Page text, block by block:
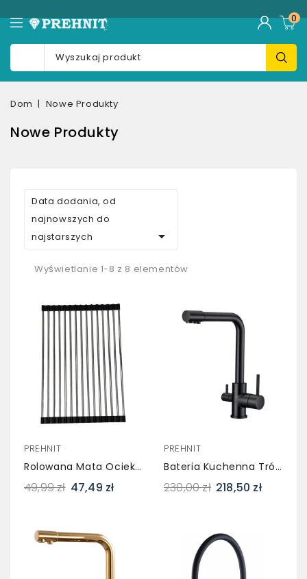
0
Dom Nowe Produkty
Nowe Produkty
Data dodania, od
najnowszych do
najstarszych

Wyświetlanie 1-8 z 8 elementów
PREHNIT
Rolowana Mata Ociekowa Do Zlewozmywaka Czarna 41 × 27,7 Cm
49,99 zł 47,49 zł
PREHNIT
Bateria Kuchenna Trójdrożna SEGRA Czarna – Do Wody Filtrowanej
230,00 zł 218,50 zł